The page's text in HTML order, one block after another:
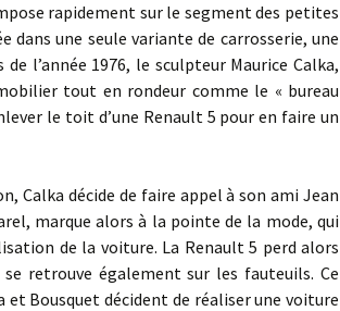
rapidement sur le segment des petites
une seule variante de carrosserie, une
l’année 1976, le sculpteur Maurice Calka,
tout en rondeur comme le « bureau
le toit d’une Renault 5 pour en faire un
décide de faire appel à son ami Jean
marque alors à la pointe de la mode, qui
de la voiture. La Renault 5 perd alors
retrouve également sur les fauteuils. Ce
Bousquet décident de réaliser une voiture